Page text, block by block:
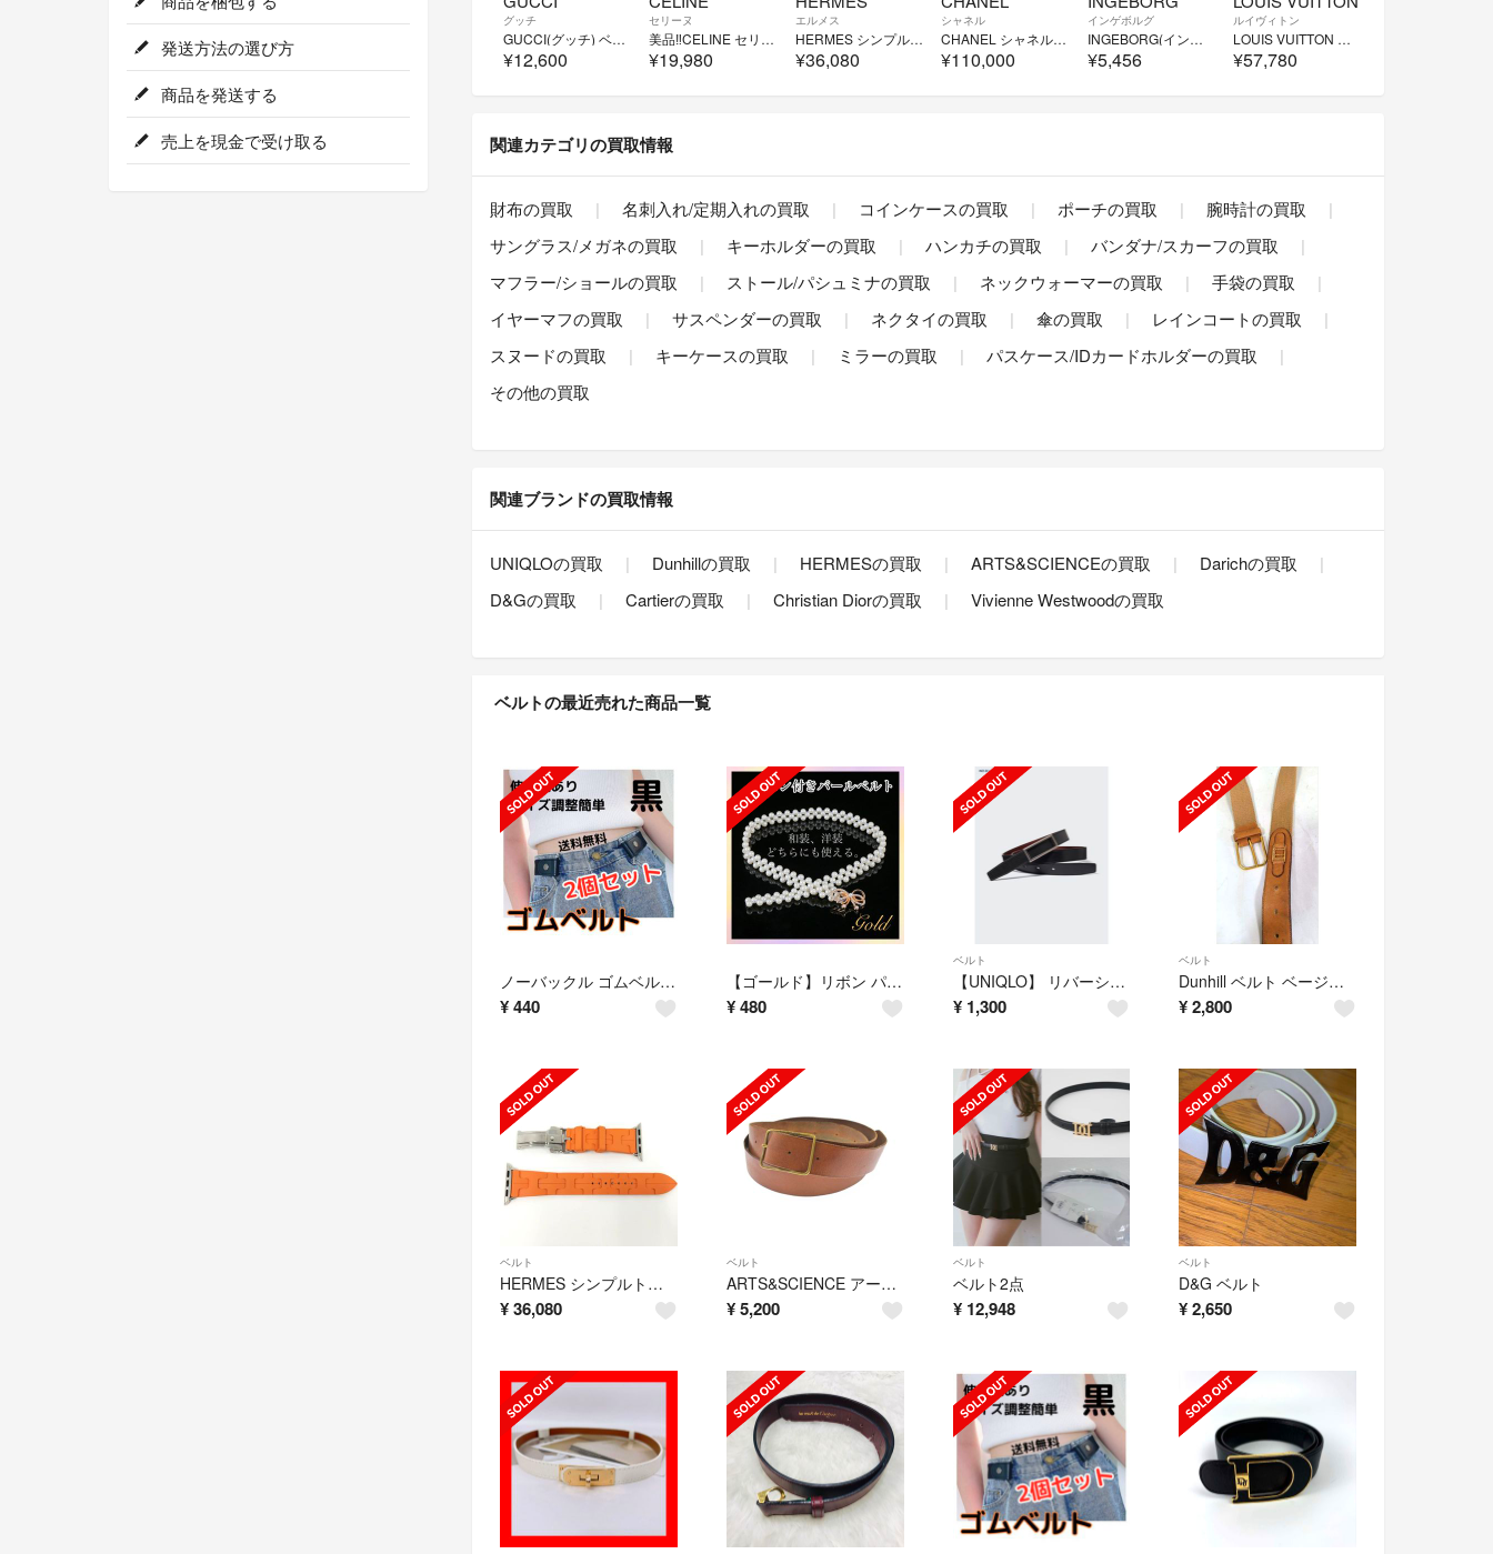
グッチ
GUCCI(グッチ) ベルト 75・30美品 - 黒×ゴールド レザー
¥12,600
セリーヌ
美品‼️CELINE セリーヌ マカダム ベルト ヴィンテージ PVC レザー
¥19,980
エルメス
HERMES シンプルトゥール キリム ディプロイアントバックル
¥36,080
シャネル
CHANEL シャネル レザーベルト レッド ゴールド金具
¥110,000
インゲボルグ
INGEBORG(インゲボルグ) GENUINE LEATHER メッシュベルト
¥5,456
ルイヴィトン
LOUIS VUITTON サンチュールポシェット 90/36 ベルトバッグ
¥57,780
関連カテゴリの買取情報
財布の買取 名刺入れ/定期入れの買取 コインケースの買取 ポーチの買取
腕時計の買取
サングラス/メガネの買取
キーホルダーの買取 ハンカチの買取
バンダナ/スカーフの買取
マフラー/ショールの買取
ストール/パシュミナの買取 ネックウォーマーの買取
手袋の買取
イヤーマフの買取
サスペンダーの買取 ネクタイの買取 傘の買取
レインコートの買取
スヌードの買取
キーケースの買取 ミラーの買取
パスケース/IDカードホルダーの買取
その他の買取
関連ブランドの買取情報
UNIQLOの買取 Dunhillの買取 HERMESの買取 ARTS&SCIENCEの買取
Darichの買取
D&Gの買取
Cartierの買取 Christian Diorの買取 Vivienne Westwoodの買取
ベルトの最近売れた商品一覧
ノーバックル ゴムベルト 黒 ブラック 2個セット 男女兼用
¥440
【ゴールド】リボン パールベルト 帯締め 帯飾り 浴衣 着物 ワンピース 結婚式
¥480
ベルト
【UNIQLO】 リバーシブルベルト
¥ 1,300
ベルト
Dunhill ベルト ベージュ イタリア製 40/100
¥2,800
ベルト
HERMES シンプルトゥール キリム ディプロイアントバックル
¥36,080
ベルト
ARTS&SCIENCE アーツアンドサイエンス ベルト 茶 【古着】【中古】【送料無料】
¥5,200
ベルト
ベルト2点
¥ 12,948
ベルト
D&G ベルト
¥2,650
発送方法の選び方
商品を発送する
売上を現金で受け取る